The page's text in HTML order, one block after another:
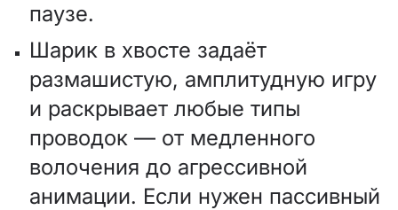
паузе.
Шарик в хвосте задаёт
размашистую, амплитудную игру
и раскрывает любые типы
проводок — от медленного
волочения до агрессивной
анимации. Если нужен пассивный